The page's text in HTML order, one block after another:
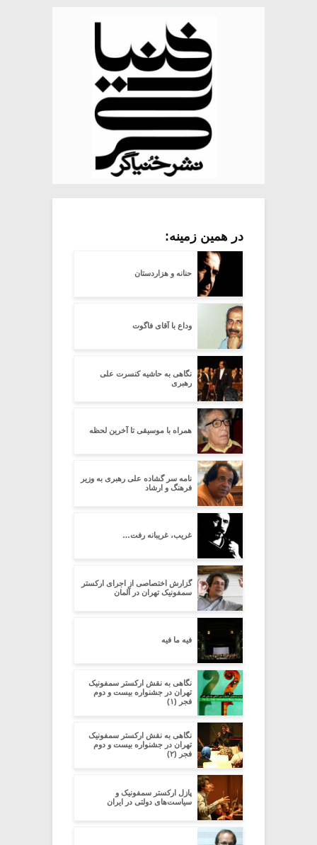
در همین زمینه:
حنانه و هزاردستان
وداع با آقای فاگوت
نگاهی به حاشیه کنسرت علی
رهبری
همراه با موسیقی تا آخرین لحظه
نامه سر گشاده علی رهبری به وزیر
فرهنگ و ارشاد
غریب، غریبانه رفت…
گزارش اختصاصی از اجرای ارکستر
سمفونیک تهران در آلمان
فیه ما فیه
نگاهی به نقش ارکستر سمفونیک
تهران در جشنواره بیست و دوم
فجر (۱)
نگاهی به نقش ارکستر سمفونیک
تهران در جشنواره بیست و دوم
فجر (۲)
پازل ارکستر سمفونیک و
سیاست‌های دولتی در ایران